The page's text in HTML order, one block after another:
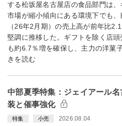
する松坂屋名古屋店の食品部門は、
市場が縮小傾向にある環境下でも、
（26年2月期）の売上高が前年比
堅調に推移した。ギフトを除く店頭
も約6.7％増を確保し、主力の洋菓
きを読む
中部夏季特集：ジェイアール
装と催事強化
特集 小売 2026.08.04